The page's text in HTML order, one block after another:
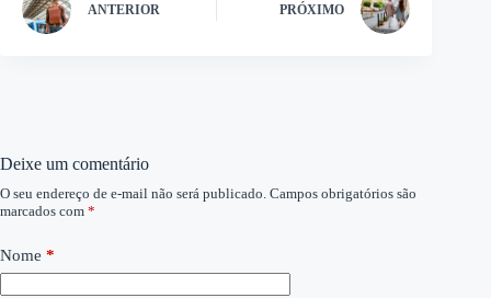
ANTERIOR PRÓXIMO
Deixe um comentário
O seu endereço de e-mail não será publicado. Campos obrigatórios são
marcados com *
Nome *